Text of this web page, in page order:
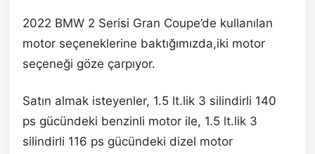
2022 BMW 2 Serisi Gran Coupe’de kullanılan
motor seçeneklerine baktığımızda,iki motor
seçeneği göze çarpıyor.
Satın almak isteyenler, 1.5 lt.lik 3 silindirli 140
ps gücündeki benzinli motor ile, 1.5 lt.lik 3
silindirli 116 ps gücündeki dizel motor